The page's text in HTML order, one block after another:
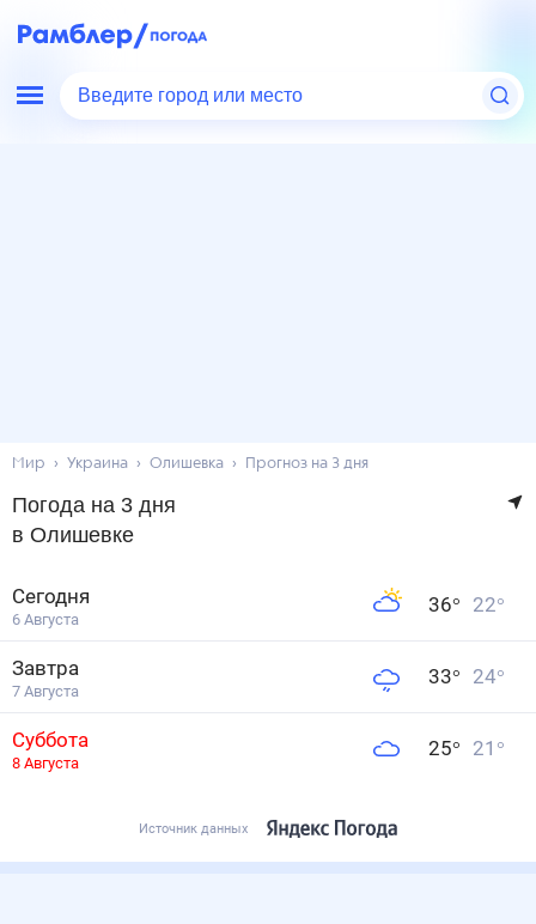
Введите город или место
Мир Украина Олишевка Прогноз на 3 дня
Погода на 3 дня
в Олишевке
Сегодня
6 Августа
36° 22°
Завтра
7 Августа
33° 24°
Суббота
8 Августа
25° 21 °
Источник данных